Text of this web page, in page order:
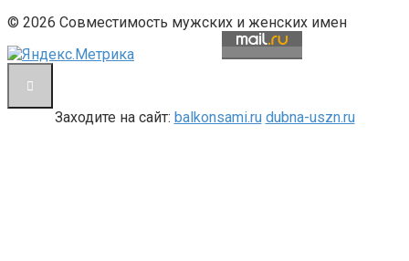
© 2026 Совместимость мужских и женских имен
Заходите на сайт: balkonsami.ru dubna-uszn.ru